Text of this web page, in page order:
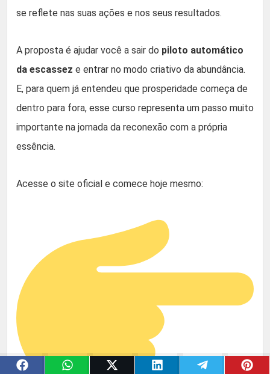
se reflete nas suas ações e nos seus resultados.
A proposta é ajudar você a sair do piloto automático
da escassez e entrar no modo criativo da abundância.
E, para quem já entendeu que prosperidade começa de
dentro para fora, esse curso representa um passo muito
importante na jornada da reconexão com a própria
essência.
Acesse o site oficial e comece hoje mesmo: